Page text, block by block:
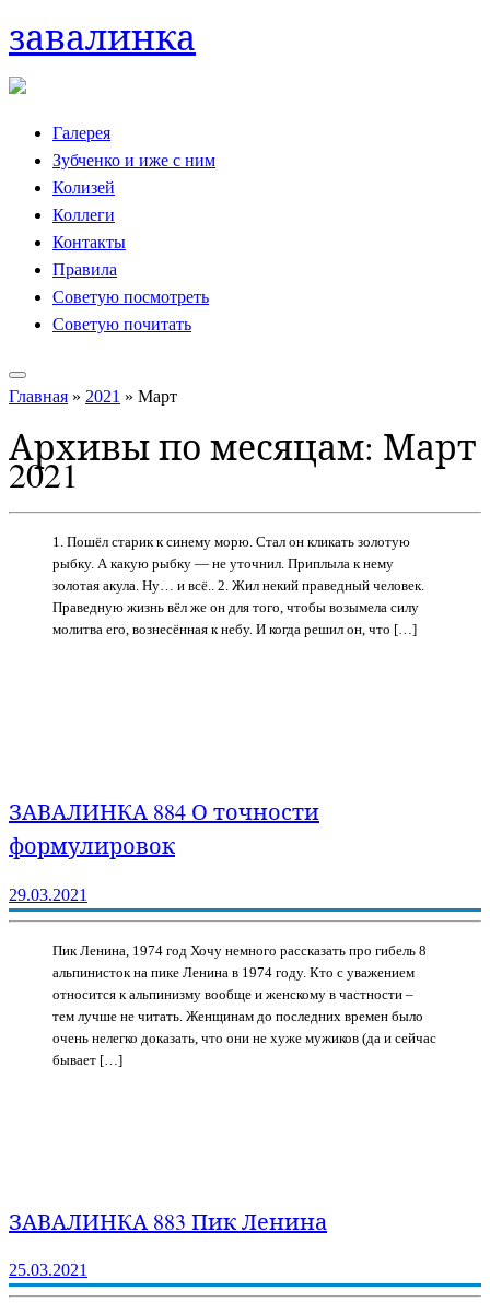
Skip
content
завалинка
Галерея
Зубченко и иже с ним
Колизей
Коллеги
Контакты
Правила
Советую посмотреть
Советую почитать
Главная » 2021 » Март
Архивы по месяцам: Март
2021
1. Пошёл старик к синему морю. Стал он кликать золотую
рыбку. А какую рыбку — не уточнил. Приплыла к нему
золотая акула. Ну… и всё.. 2. Жил некий праведный человек.
Праведную жизнь вёл же он для того, чтобы возымела силу
молитва его, вознесённая к небу. И когда решил он, что […]
ЗАВАЛИНКА 884 О точности
формулировок
29.03.2021
Пик Ленина, 1974 год Хочу немного рассказать про гибель 8
альпинисток на пике Ленина в 1974 году. Кто с уважением
относится к альпинизму вообще и женскому в частности –
тем лучше не читать. Женщинам до последних времен было
очень нелегко доказать, что они не хуже мужиков (да и сейчас
бывает […]
ЗАВАЛИНКА 883 Пик Ленина
25.03.2021